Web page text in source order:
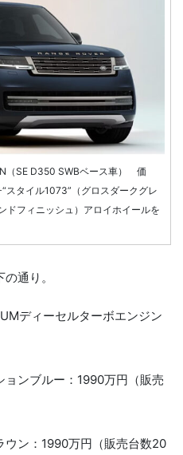
（SE D350 SWBベース車） 価
タイル1073”（グロスダークグレ
ドフィニッシュ）アロイホイールを
通り。
ディーセルターボエンジン
ンブルー：1990万円（販売
ウン：1990万円（販売台数20